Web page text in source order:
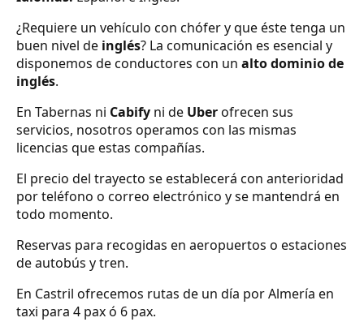
¿Requiere un vehículo con chófer y que éste tenga un
buen nivel de inglés? La comunicación es esencial y
disponemos de conductores con un alto dominio de
inglés.
En Tabernas ni Cabify ni de Uberofrecen sus
servicios, nosotros operamos con las mismas
licencias que estas compañías.
El precio del trayecto se establecerá con anterioridad
por teléfono o correo electrónico y se mantendrá en
todo momento.
Reservas para recogidas en aeropuertos o estaciones
de autobús y tren.
En Castril ofrecemos rutas de un día por Almería en
taxi para 4 pax ó 6 pax.